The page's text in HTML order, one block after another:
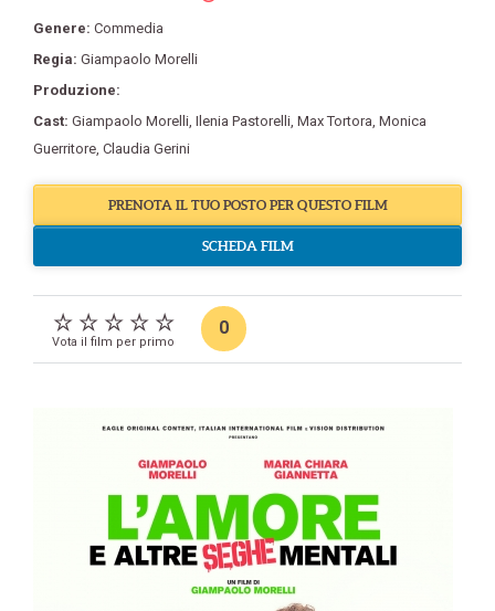
Genere: Commedia
Regia: Giampaolo Morelli
Produzione:
Cast: Giampaolo Morelli, Ilenia Pastorelli, Max Tortora, Monica
Guerritore, Claudia Gerini
PRENOTA IL TUO POSTO PER QUESTO FILM
SCHEDA FILM
Vota il film per primo
0